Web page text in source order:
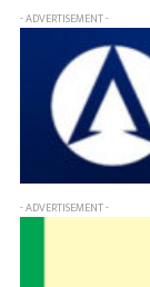
- ADVERTISEMENT -
- ADVERTISEMENT -